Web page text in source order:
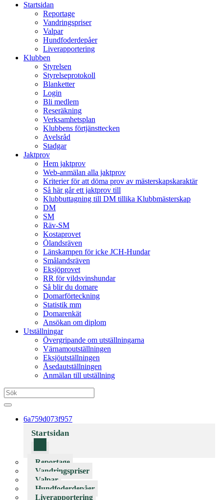
Startsidan
Reportage
Vandringspriser
Valpar
Hundfoderdepåer
Liverapportering
Klubben
Styrelsen
Styrelseprotokoll
Blanketter
Login
Bli medlem
Reseräkning
Verksamhetsplan
Klubbens förtjänsttecken
Avelsråd
Stadgar
Jaktprov
Hem jaktprov
Web-anmälan alla jaktprov
Kriterier för att döma prov av mästerskapskaraktär
Så här går ett jaktprov till
Klubbuttagning till DM tillika Klubbmästerskap
DM
SM
Räv-SM
Kostaprovet
Ölandsräven
Länskampen för icke JCH-Hundar
Smålandsräven
Eksjöprovet
RR för vildsvinshundar
Så blir du domare
Domarförteckning
Statistik mm
Domarenkät
Ansökan om diplom
Utställningar
Övergripande om utställningarna
Värnamoutställningen
Eksjöutställningen
Åsedautställningen
Anmälan till utställning
6a759d073f957
Startsidan
Reportage
Vandringspriser
Valpar
Hundfoderdepåer
Liverapportering